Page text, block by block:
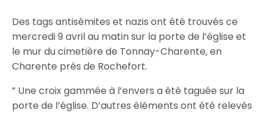
Des tags antisémites et nazis ont été trouvés ce
mercredi 9 avril au matin sur la porte de l’église et
le mur du cimetière de Tonnay-Charente, en
Charente près de Rochefort.
” Une croix gammée à l’envers a été taguée sur la
porte de l’église. D’autres éléments ont été relevés